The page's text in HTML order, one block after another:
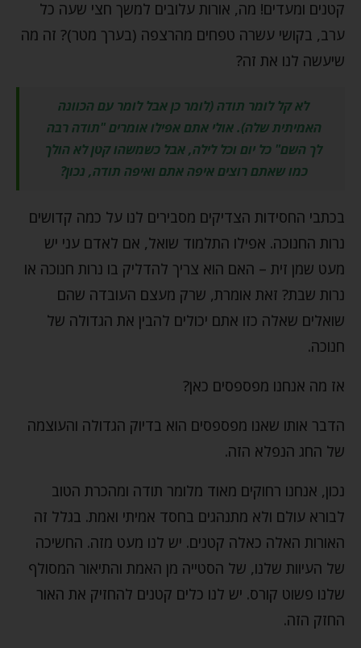
קטנים ומעדים! מה, אורות עלובים למשך חצי שעה כל
ערב, בקושי עשרה טפחים מהרצפה (בערך מטר)? זה מה
שיעשה לנו את זה?
לא קל לומר תודה (לומר כן אבל לומר עם הכוונה
האמיתית שלה). אולי אתם אפילו אומרים "תודה רבה
לך השם" כל יום וכל לילה, אבל כשמשהו קטן לא הולך
כמו שאתם רוצים איפה אתם ואיפה תודה, נכון?
בכתבי החסידות הצדיקים מסבירים לנו על כמה קדושים
נרות החנוכה. אפילו התלמוד שואל, אם לאדם עני יש
מעט שמן זית – האם הוא צריך להדליק בו נרות חנוכה או
נרות שבת? זאת אומרת, שרק מעצם העובדה שהם
שואלים שאלה כזו אתם יכולים להבין את הגדולה של
חנוכה.
אז מה אנחנו מפספסים כאן?
הדבר אותו שאנו מפספסים הוא בדיוק הגדולה והעוצמה
של החג הנפלא הזה.
נכון, אנחנו רחוקים מאוד מלומר תודה ומהכרת הטוב
לבורא עולם ולא מתנהגים בחסד אמיתי ואמת. בגלל זה
האורות האלה כאלה קטנים. יש לנו מעט מזה. החשיכה
של העיוות שלנו, של הסטייה מן האמת והתיאור המסולף
שלנו פשוט קורס. יש לנו כלים קטנים להחזיק את האור
החזק הזה.